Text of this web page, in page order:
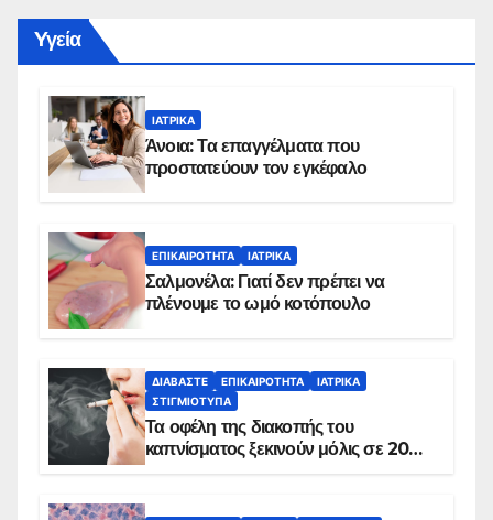
Yγεία
ΙΑΤΡΙΚΆ
Άνοια: Τα επαγγέλματα που
προστατεύουν τον εγκέφαλο
ΕΠΙΚΑΙΡΌΤΗΤΑ ΙΑΤΡΙΚΆ
Σαλμονέλα: Γιατί δεν πρέπει να
πλένουμε το ωμό κοτόπουλο
ΔΙΑΒΆΣΤΕ ΕΠΙΚΑΙΡΌΤΗΤΑ
ΙΑΤΡΙΚΆ
ΣΤΙΓΜΙΌΤΥΠΑ
Τα οφέλη της διακοπής του
καπνίσματος ξεκινούν μόλις σε 20